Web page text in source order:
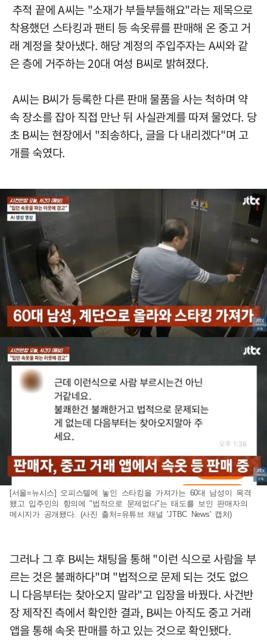
추적 끝에 A씨는 "소재가 부들부들해요"라는 제목으로
착용했던 스타킹과 팬티 등 속옷류를 판매해 온 중고 거
래 계정을 찾아냈다. 해당 계정의 주입주자는 A씨와 같
은 층에 거주하는 20대 여성 B씨로 밝혀졌다.
A씨는 B씨가 등록한 다른 판매 물품을 사는 척하며 약
속 장소를 잡아 직접 만난 뒤 사실관계를 따져 물었다. 당
초 B씨는 현장에서 "죄송하다, 글을 다 내리겠다"며 고
개를 숙였다.
[서울=뉴시스] 오피스텔에 놓인 스타킹을 가져가는 60대 남성이 목격
됐고 입주민의 항의에 "법적으로 문제없다"는 태도를 보인 판매자의
메시지가 공개됐다. (사진 출처=유튜브 채널 'JTBC News' 캡처)
그러나 그 후 B씨는 채팅을 통해 "이런 식으로 사람을 부
르는 것은 불쾌하다"며 "법적으로 문제 되는 것도 없으
니 다음부터는 찾아오지 말라"고 입장을 바꿨다. 사건반
장 제작진 측에서 확인한 결과, B씨는 아직도 중고 거래
앱을 통해 속옷 판매를 하고 있는 것으로 확인됐다.